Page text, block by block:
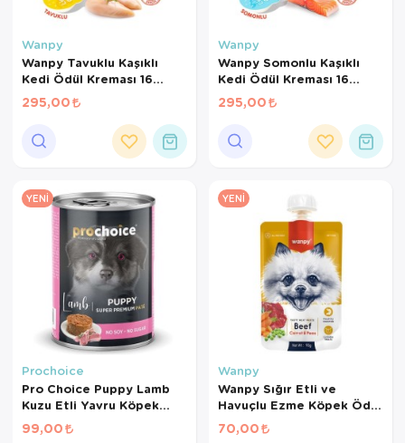
Wanpy
Wanpy Tavuklu Kaşıklı
Kedi Ödül Kreması 16
gr*10Ad
295,00
Wanpy
Wanpy Somonlu Kaşıklı
Kedi Ödül Kreması 16
gr*10Ad
295,00
YENI
Prochoice
Pro Choice Puppy Lamb
Kuzu Etli Yavru Köpek
Konservesi 400 Gr
99,00
YENI
Wanpy
Wanpy Sığır Etli ve
Havuçlu Ezme Köpek Ödül
Maması 90 Gr
70,00